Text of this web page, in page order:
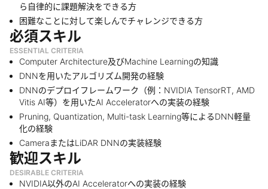
ら自律的に課題解決をできる方
困難なことに対して楽しんでチャレンジできる方
必須スキル
ESSENTIAL CRITERIA
Computer Architecture及びMachine Learningの知識
DNNを用いたアルゴリズム開発の経験
DNNのデプロイフレームワーク（例：NVIDIA TensorRT, AMD
Vitis AI等）を用いたAI Acceleratorへの実装の経験
Pruning, Quantization, Multi-task Learning等によるDNN軽量
化の経験
CameraまたはLiDAR DNNの実装経験
歓迎スキル
DESIRABLE CRITERIA
NVIDIA以外のAI Acceleratorへの実装の経験